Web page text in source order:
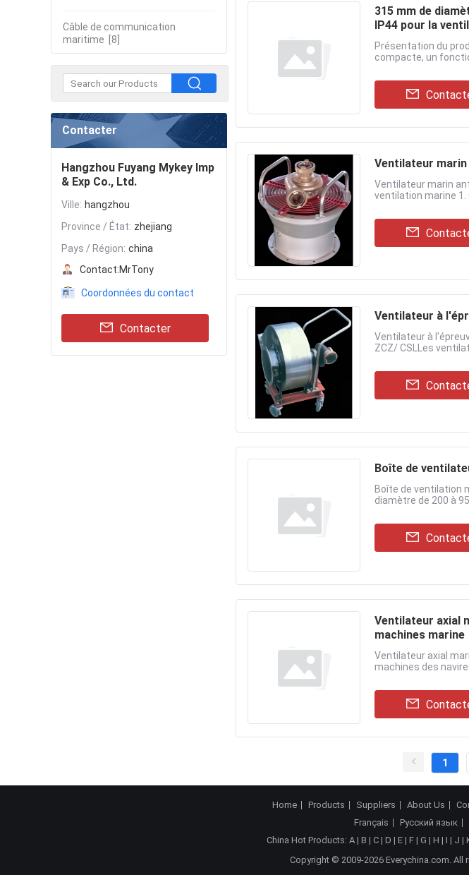
Câble de communication
maritime [8]
Contacter
Hangzhou Fuyang Mykey Imp
& Exp Co., Ltd.
Ville: hangzhou
Province / État: zhejiang
Pays / Région: china
Contact:MrTony
Coordonnées du contact
Contacter
315 mm de
IP44 pour la
Présentation du
compacte, un
Ventilateur
Ventilateur marin
ventilation marine 1.
Ventilateur à
Ventilateur à
ZCZ/ CSLLes
Boîte de
Boîte de ventilation
diamètre de 200 à
Ventilateur axial
machines marine
Ventilateur axial
machines des
1
Home Products Suppliers About Us
Français
Русский язык
China Hot Products: A | B | C | D | E | F | G | H | I | J |
Copyright © 2009-2026 Everychina.com. All